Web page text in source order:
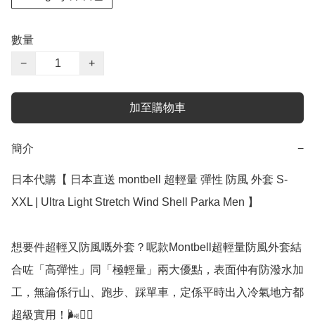
數量
−
+
加至購物車
簡介 −
日本代購【 日本直送 montbell 超輕量 彈性 防風 外套 S-
XXL | Ultra Light Stretch Wind Shell Parka Men 】
想要件超輕又防風嘅外套？呢款Montbell超輕量防風外套結
合咗「高彈性」同「極輕量」兩大優點，表面仲有防潑水加
工，無論係行山、跑步、踩單車，定係平時出入冷氣地方都
超級實用！🌬️🏃‍♂️